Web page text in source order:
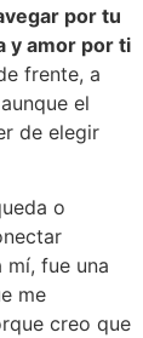
por tu
y amor por ti
frente, a
el
de elegir
o
fue una
me
creo que